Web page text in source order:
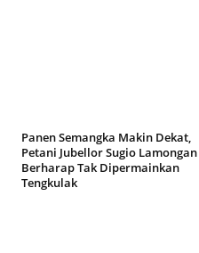
Panen Semangka Makin Dekat,
Petani Jubellor Sugio Lamongan
Berharap Tak Dipermainkan
Tengkulak